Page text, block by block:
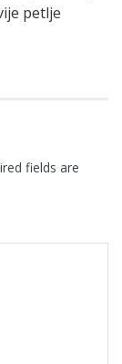
petlje
fields are